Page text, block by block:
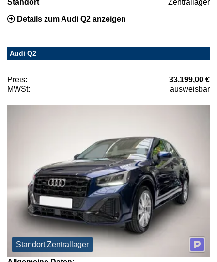
Standort Zentrallager
Details zum Audi Q2 anzeigen
Audi Q2
Preis:
33.199,00 €
MWSt:
ausweisbar
Standort Zentrallager